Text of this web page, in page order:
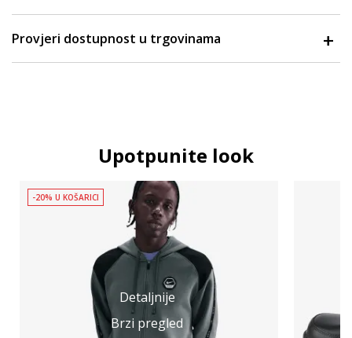
Provjeri dostupnost u trgovinama
Upotpunite look
Detaljnije
Brzi pregled
-20% U KOŠARICI